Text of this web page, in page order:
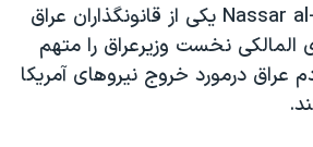
۲۰۲۴
نصر الرُبيعی Nassar al-Rubaie يکی از قانونگذاران عراق
المالکی نخست وزيرعراق را متهم
عراق درمورد خروج نيروهای آمريکا